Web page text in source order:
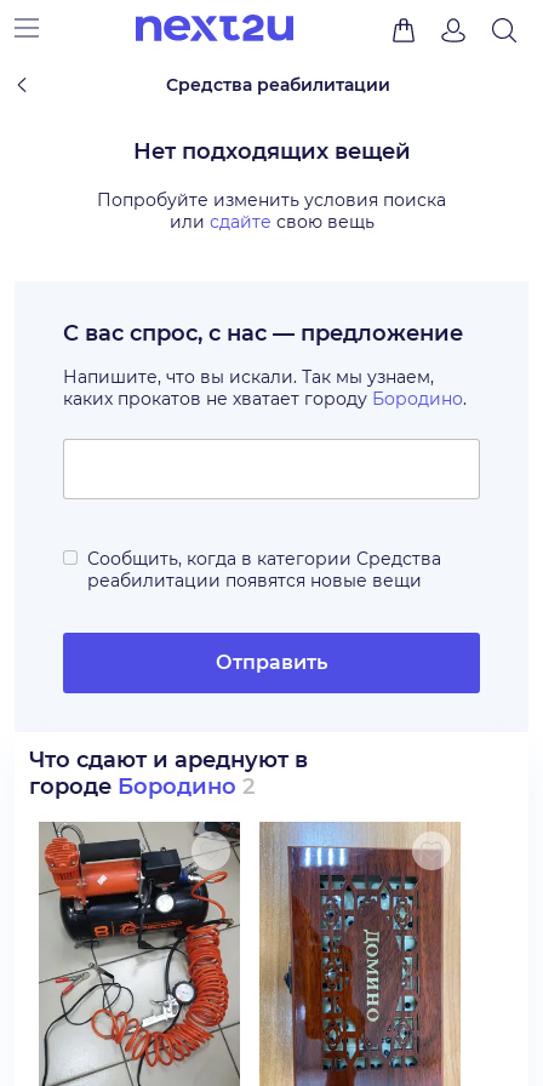
Средства реабилитации
Нет подходящих вещей
Попробуйте изменить условия поиска
или сдайте свою вещь
С вас спрос, с нас — предложение
Напишите, что вы искали. Так мы узнаем,
каких прокатов не хватает городу Бородино.
Сообщить, когда в категории Средства
реабилитации появятся новые вещи
Отправить
Что сдают и ареднуют в
городе Бородино 2